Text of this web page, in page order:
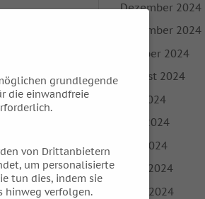
Dezember 2024
November 2024
Oktober 2024
August 2024
Juli 2024
Juni 2024
Mai 2024
April 2024
März 2024
grundlegende
die einwandfreie
von Drittanbietern
um personalisierte
tun dies, indem sie
hinweg verfolgen.